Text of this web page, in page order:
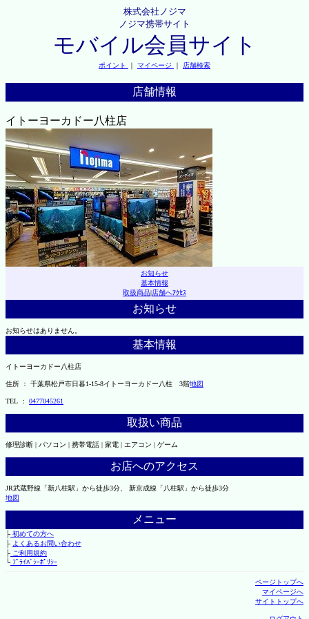
株式会社ノジマ
ノジマ携帯サイト
モバイル会員サイト
ポイント ｜ マイページ ｜ 店舗検索
店舗情報
イトーヨーカドー八柱店
お知らせ
基本情報
取扱商品|店舗へｱｸｾｽ
お知らせ
お知らせはありません。
基本情報
イトーヨーカドー八柱店
住所 ： 千葉県松戸市日暮1-15-8イトーヨーカドー八柱 3階地図
TEL ： 0477045261
取扱い商品
修理診断 | パソコン | 携帯電話 | 家電 | エアコン | ゲーム
お店へのアクセス
JR武蔵野線「新八柱駅」から徒歩3分、 新京成線「八柱駅」から徒歩3分
地図
メニュー
├初めての方へ
├ よくあるお問い合わせ
├ご利用規約
└ﾌﾟﾗｲﾊﾞｼｰﾎﾟﾘｼｰ
ページトップへ
マイページへ
サイトトップへ